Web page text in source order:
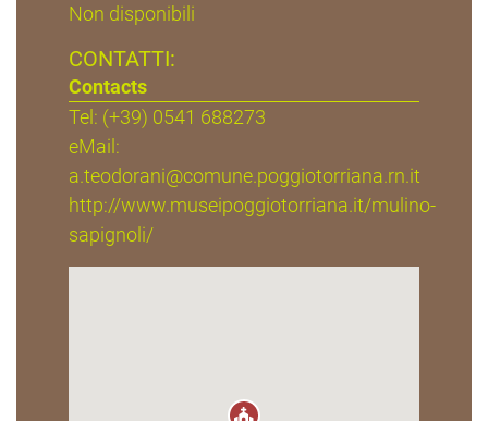
Non disponibili
CONTATTI:
Contacts
Tel: (+39) 0541 688273
eMail:
a.teodorani@comune.poggiotorriana.rn.it
http://www.museipoggiotorriana.it/mulino-
sapignoli/